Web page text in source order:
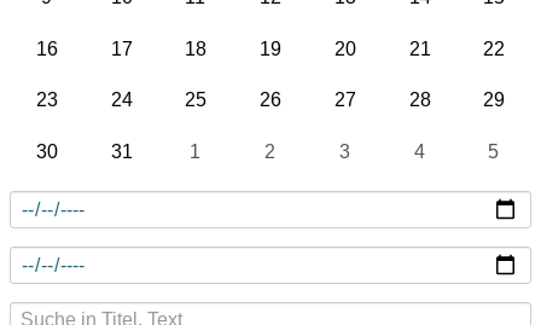
16 17 18 19 20 21 22
23 24 25 26 27 28 29
30 31 1 2 3 4 5